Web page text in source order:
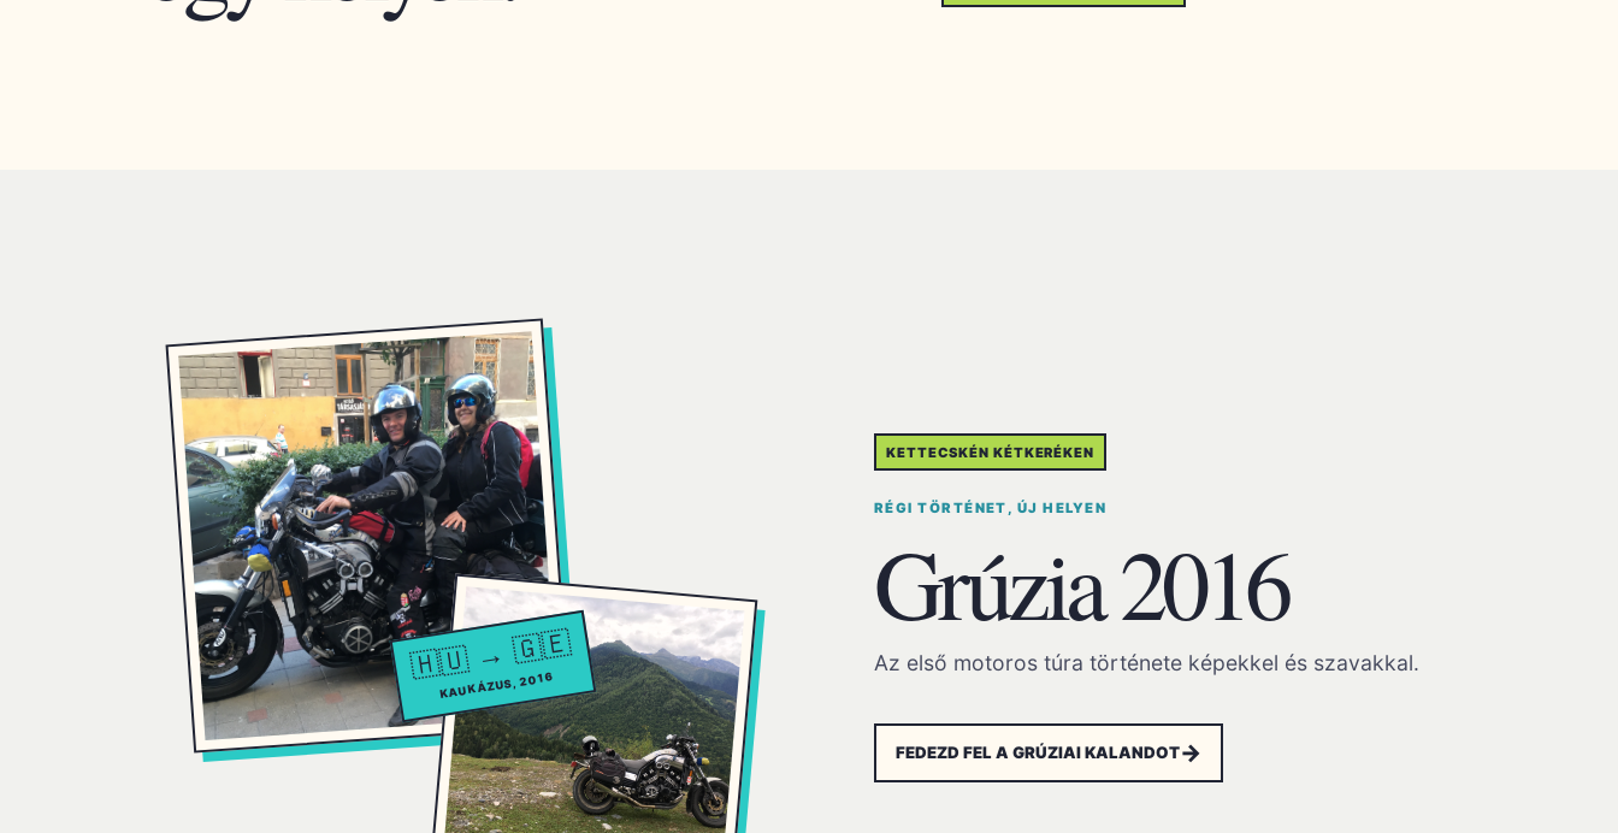
🇭🇺 → 🇬🇪
KAUKÁZUS, 2016
KETTECSKÉN KÉTKERÉKEN
RÉGI TÖRTÉNET, ÚJ HELYEN
Grúzia 2016
Az első motoros túra története képekkel és szavakkal.
FEDEZD FEL A GRÚZIAI KALANDOT→